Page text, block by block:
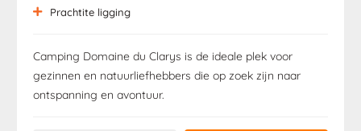
Prachtite ligging
Camping Domaine du Clarys is de ideale plek voor
gezinnen en natuurliefhebbers die op zoek zijn naar
ontspanning en avontuur.